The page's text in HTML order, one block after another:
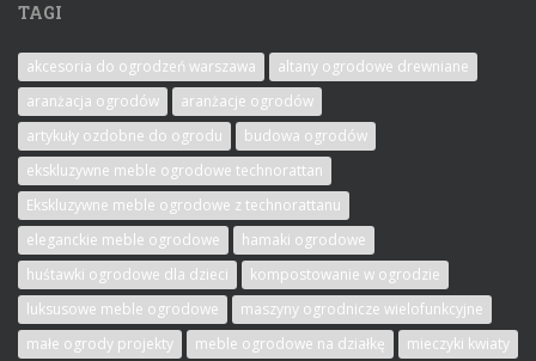
TAGI
akcesoria do ogrodzeń warszawa
altany ogrodowe drewniane
aranżacja ogrodów
aranżacje ogrodów
artykuły ozdobne do ogrodu
budowa ogrodów
ekskluzywne meble ogrodowe technorattan
Ekskluzywne meble ogrodowe z technorattanu
eleganckie meble ogrodowe
hamaki ogrodowe
huśtawki ogrodowe dla dzieci
kompostowanie w ogrodzie
luksusowe meble ogrodowe
maszyny ogrodnicze wielofunkcyjne
małe ogrody projekty
meble ogrodowe na działkę
mieczyki kwiaty